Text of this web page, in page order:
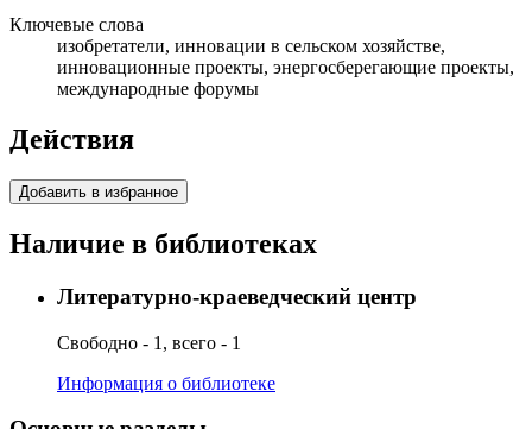
Ключевые слова
изобретатели, инновации в сельском хозяйстве,
инновационные проекты, энергосберегающие проекты,
международные форумы
Действия
Добавить в избранное
Наличие в библиотеках
Литературно-краеведческий центр
Свободно - 1, всего - 1
Информация о библиотеке